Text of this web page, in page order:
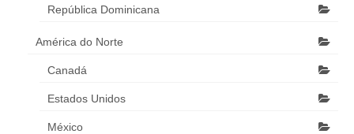
República Dominicana
América do Norte
Canadá
Estados Unidos
México